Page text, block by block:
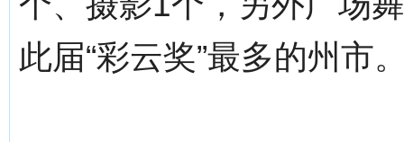
此届“彩云奖”最多的州市